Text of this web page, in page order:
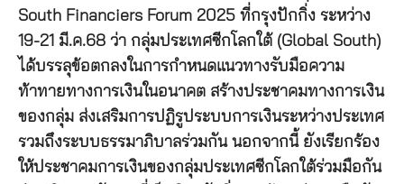
South Financiers Forum 2025 ที่กรุงปักกิ่ง ระหว่าง
19-21 มี.ค.68 ว่า กลุ่มประเทศซีกโลกใต้ (Global South)
ได้บรรลุข้อตกลงในการกำหนดแนวทางรับมือความ
ท้าทายทางการเงินในอนาคต สร้างประชาคมทางการเงิน
ของกลุ่ม ส่งเสริมการปฏิรูประบบการเงินระหว่างประเทศ
รวมถึงระบบธรรมาภิบาลร่วมกัน นอกจากนี้ ยังเรียกร้อง
ให้ประชาคมการเงินของกลุ่มประเทศซีกโลกใต้ร่วมมือกัน